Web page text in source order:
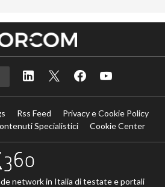
Rss Feed
Privacy e Cookie Policy
Specialistici
Cookie Center
network in Italia di testate e portali